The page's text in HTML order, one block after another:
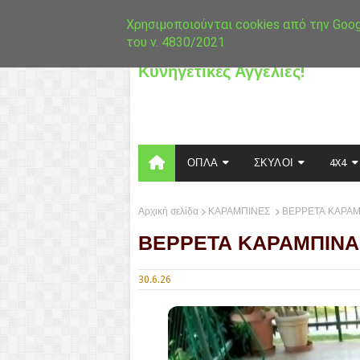
Κυνηγετικές Αγγελίες!
ΟΠΛΑ ΣΚΥΛΟΙ 4X4
Αρχική σελίδα ΚΑΡΑΜΠΙΝΕΣ ΒΕΡΡΕΤΑ
ΒΕΡΡΕΤΑ ΚΑΡΑΜΠΙΝΑ
30.6.26
Χρησιμοποιούνται cookies από την
του ν. 4830/2021